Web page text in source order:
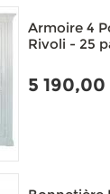
Armoire 4
Rivoli - 25
5